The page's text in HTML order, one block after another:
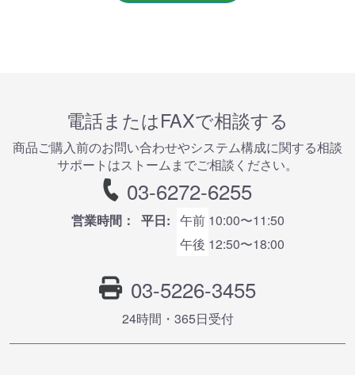
電話またはFAXで相談する
商品ご購⼊前のお問い合わせやシステム構成に関する相談
サポートはストームまでご相談ください。
03-6272-6255
営業時間： 平日: 午前 10:00〜11:50
午後 12:50〜18:00
03-5226-3455
24時間・365⽇受付